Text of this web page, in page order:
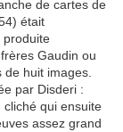
de cartes de
était
produite
Gaudin ou
de huit images.
par Disderi :
qui ensuite
assez grand